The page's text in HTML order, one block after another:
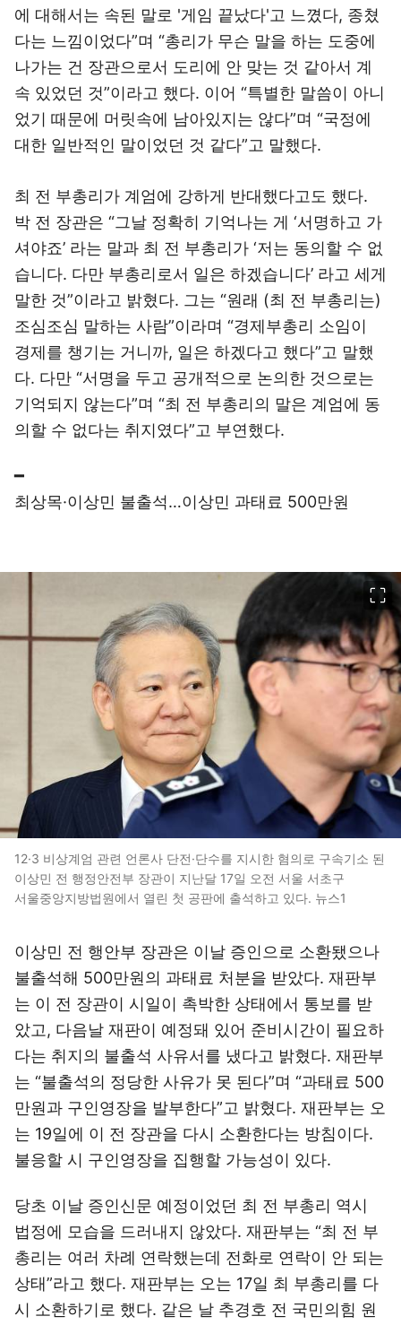
에 대해서는 속된 말로 '게임 끝났다'고 느꼈다, 종쳤
다는 느낌이었다”며 “총리가 무슨 말을 하는 도중에
나가는 건 장관으로서 도리에 안 맞는 것 같아서 계
속 있었던 것”이라고 했다. 이어 “특별한 말씀이 아니
었기 때문에 머릿속에 남아있지는 않다”며 “국정에
대한 일반적인 말이었던 것 같다”고 말했다.
최 전 부총리가 계엄에 강하게 반대했다고도 했다.
박 전 장관은 “그날 정확히 기억나는 게 ‘서명하고 가
셔야죠’ 라는 말과 최 전 부총리가 ‘저는 동의할 수 없
습니다. 다만 부총리로서 일은 하겠습니다’ 라고 세게
말한 것”이라고 밝혔다. 그는 “원래 (최 전 부총리는)
조심조심 말하는 사람”이라며 “경제부총리 소임이
경제를 챙기는 거니까, 일은 하겠다고 했다”고 말했
다. 다만 “서명을 두고 공개적으로 논의한 것으로는
기억되지 않는다”며 “최 전 부총리의 말은 계엄에 동
의할 수 없다는 취지였다”고 부연했다.
━
최상목·이상민 불출석…이상민 과태료 500만원
12·3 비상계엄 관련 언론사 단전·단수를 지시한 혐의로 구속기소 된
이상민 전 행정안전부 장관이 지난달 17일 오전 서울 서초구
서울중앙지방법원에서 열린 첫 공판에 출석하고 있다. 뉴스1
이상민 전 행안부 장관은 이날 증인으로 소환됐으나
불출석해 500만원의 과태료 처분을 받았다. 재판부
는 이 전 장관이 시일이 촉박한 상태에서 통보를 받
았고, 다음날 재판이 예정돼 있어 준비시간이 필요하
다는 취지의 불출석 사유서를 냈다고 밝혔다. 재판부
는 “불출석의 정당한 사유가 못 된다”며 “과태료 500
만원과 구인영장을 발부한다”고 밝혔다. 재판부는 오
는 19일에 이 전 장관을 다시 소환한다는 방침이다.
불응할 시 구인영장을 집행할 가능성이 있다.
당초 이날 증인신문 예정이었던 최 전 부총리 역시
법정에 모습을 드러내지 않았다. 재판부는 “최 전 부
총리는 여러 차례 연락했는데 전화로 연락이 안 되는
상태”라고 했다. 재판부는 오는 17일 최 부총리를 다
시 소환하기로 했다. 같은 날 추경호 전 국민의힘 원